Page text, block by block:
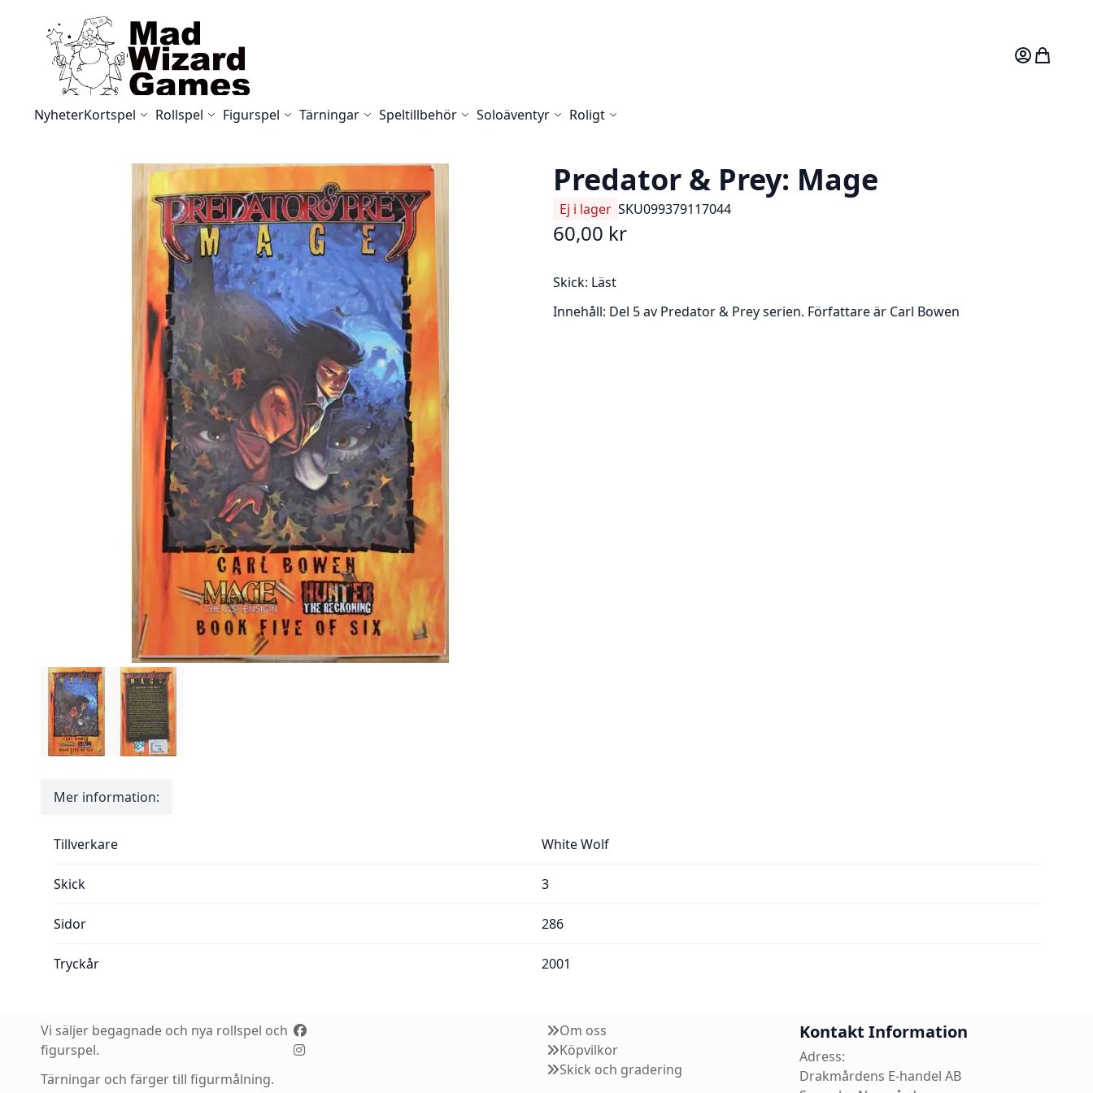
Skip to Content
Mitt konto
NyheterKortspel Rollspel Figurspel Tärningar Speltillbehör Soloäventyr Roligt
Predator & Prey: Mage
Ej i lager SKU099379117044
60,00 kr
Skick: Läst
Innehåll: Del 5 av Predator & Prey serien. Författare är Carl Bowen
Mer information:
Tillverkare White Wolf
Skick 3
Sidor 286
Tryckår 2001
Vi säljer begagnade och nya rollspel och
figurspel.
Tärningar och färger till figurmålning.
Om oss
Köpvilkor
Skick och gradering
Kontakt Information
Adress:
Drakmårdens E-handel AB